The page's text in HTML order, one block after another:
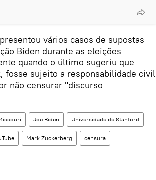
vários casos de supostas
Biden durante as eleições
quando o último sugeriu que
fosse sujeito a responsabilidade civil
não censurar "discurso
Joe Biden Universidade de Stanford
Mark Zuckerberg censura